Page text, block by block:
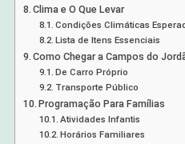
Clima e O Que Levar
Condições Climáticas
Lista de Itens Essenciais
Como Chegar a Campos do
De Carro Próprio
Transporte Público
Programação Para Famílias
Atividades Infantis
Horários Familiares